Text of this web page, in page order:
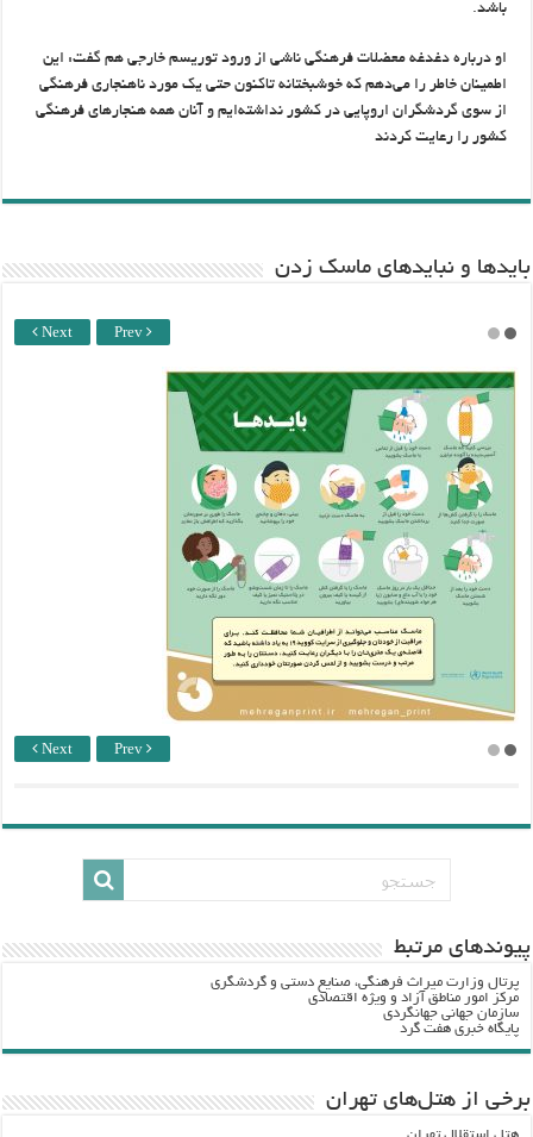
باشد.
او درباره دغدغه معضلات فرهنگی ناشی از ورود توریسم خارجی هم گفت: این
اطمینان خاطر را می‌دهم که خوشبختانه تاکنون حتی یک مورد ناهنجاری فرهنگی
از سوی گردشگران اروپایی در کشور نداشته‌ایم و آنان همه هنجارهای فرهنگی
کشور را رعایت کردند
باید‌ها و نبایدهای ماسک زدن
Next Prev
Next Prev
پيوندهاي مرتبط
پرتال وزارت ميراث فرهنگي، صنایع دستی و گردشگري
مرکز امور مناطق آزاد و ویژه اقتصادی
سازمان جهانی جهانگردی
پایگاه خبری هفت گرد
برخی از هتل‌های تهران